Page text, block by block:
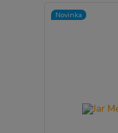
Novinka